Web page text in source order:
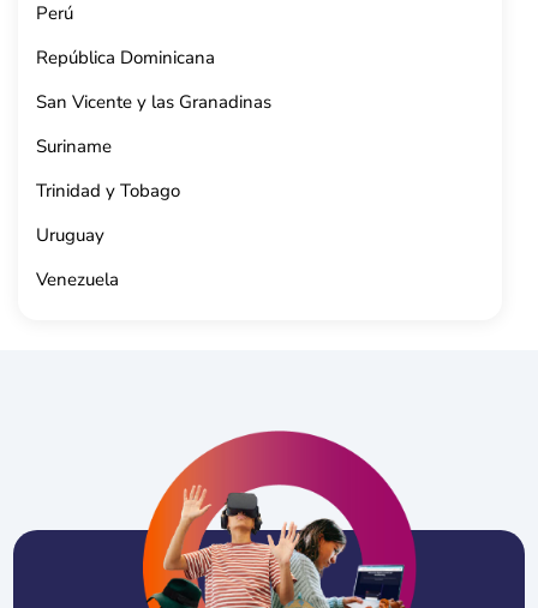
Perú
República Dominicana
San Vicente y las Granadinas
Suriname
Trinidad y Tobago
Uruguay
Venezuela